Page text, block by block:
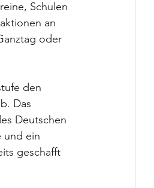
Schulen
an
oder
den
Das
Deutschen
und ein
geschafft